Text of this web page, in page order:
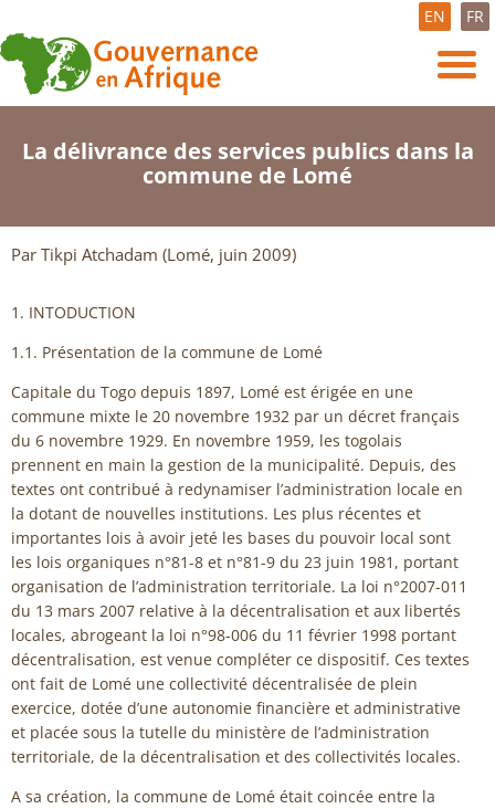
EN FR
La délivrance des services publics dans la
commune de Lomé
Par Tikpi Atchadam (Lomé, juin 2009)
1. INTODUCTION
1.1. Présentation de la commune de Lomé
Capitale du Togo depuis 1897, Lomé est érigée en une
commune mixte le 20 novembre 1932 par un décret français
du 6 novembre 1929. En novembre 1959, les togolais
prennent en main la gestion de la municipalité. Depuis, des
textes ont contribué à redynamiser l’administration locale en
la dotant de nouvelles institutions. Les plus récentes et
importantes lois à avoir jeté les bases du pouvoir local sont
les lois organiques n°81-8 et n°81-9 du 23 juin 1981, portant
organisation de l’administration territoriale. La loi n°2007-011
du 13 mars 2007 relative à la décentralisation et aux libertés
locales, abrogeant la loi n°98-006 du 11 février 1998 portant
décentralisation, est venue compléter ce dispositif. Ces textes
ont fait de Lomé une collectivité décentralisée de plein
exercice, dotée d’une autonomie financière et administrative
et placée sous la tutelle du ministère de l’administration
territoriale, de la décentralisation et des collectivités locales.
A sa création, la commune de Lomé était coincée entre la